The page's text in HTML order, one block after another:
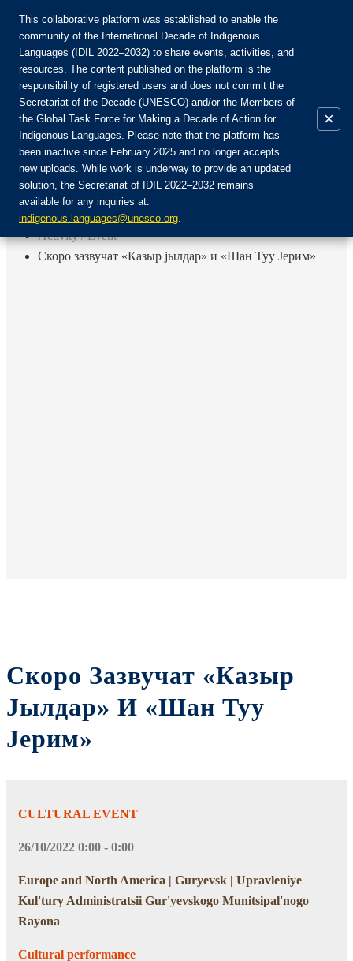
Join the Community:
Login
EN
FR
ES
RU
Home
Activity / Event
Скоро зазвучат «Казыр jылдар» и «Шан Туу Jерим»
Скоро Зазвучат «Казыр
Jылдар» И «Шан Туу
Jерим»
CULTURAL EVENT
26/10/2022 0:00 - 0:00
Europe and North America | Guryevsk | Upravleniye
Kul'tury Administratsii Gur'yevskogo Munitsipal'nogo
Rayona
Cultural performance
This collaborative platform was established to enable the
community of the International Decade of Indigenous
Languages (IDIL 2022–2032) to share events, activities, and
resources. The content published on the platform is the
responsibility of registered users and does not commit the
Secretariat of the Decade (UNESCO) and/or the Members of
the Global Task Force for Making a Decade of Action for
Indigenous Languages. Please note that the platform has
been inactive since February 2025 and no longer accepts
new uploads. While work is underway to provide an updated
solution, the Secretariat of IDIL 2022–2032 remains
available for any inquiries at:
indigenous.languages@unesco.org.
×